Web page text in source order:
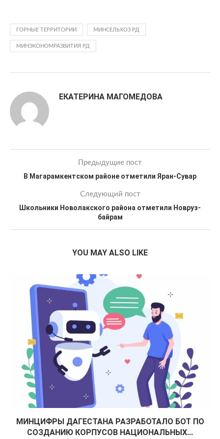
ГОРНЫЕ ТЕРРИТОРИИ МИНСЕЛЬХОЗ РД
МИНЭКОНОМРАЗВИТИЯ РД
ЕКАТЕРИНА МАГОМЕДОВА
Предыдущие пост
В Магарамкентском районе отметили Яран-Сувар
Следующий пост
Школьники Новолакского района отметили Новруз-
байрам
YOU MAY ALSO LIKE
МИНЦИФРЫ ДАГЕСТАНА РАЗРАБОТАЛО БОТ ПО
СОЗДАНИЮ КОРПУСОВ НАЦИОНАЛЬНЫХ...